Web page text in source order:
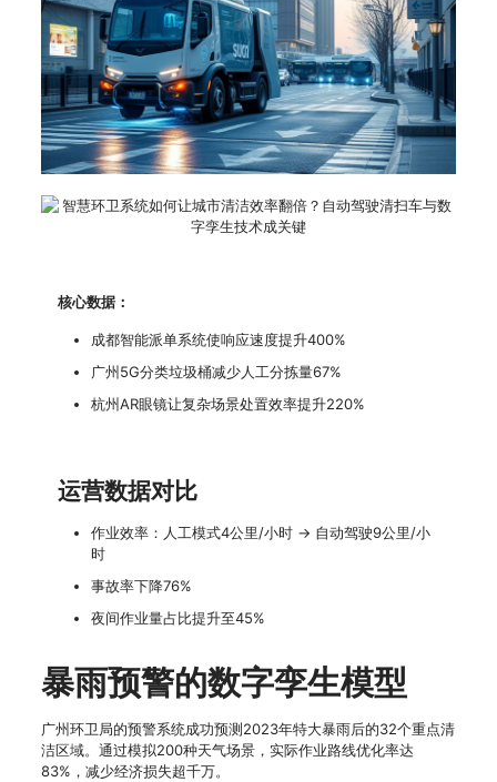
核心数据：
成都智能派单系统使响应速度提升400%
广州5G分类垃圾桶减少人工分拣量67%
杭州AR眼镜让复杂场景处置效率提升220%
运营数据对比
作业效率：人工模式4公里/小时 → 自动驾驶9公里/小
时
事故率下降76%
夜间作业量占比提升至45%
暴雨预警的数字孪生模型
广州环卫局的预警系统成功预测2023年特大暴雨后的32个重点清
洁区域。通过模拟200种天气场景，实际作业路线优化率达
83%，减少经济损失超千万。